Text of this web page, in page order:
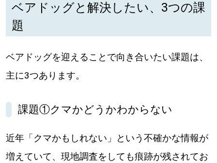
運営会社 広告掲載
情報提供・お問い合わせ
プライバシーポリシー
ベアドッグと解決したい、3つの課
題
ベアドッグを迎えることで向き合いたい課題は、
主に3つあります。
課題①クマかどうかわからない
近年「クマかもしれない」という不確かな情報が
増えていて、現地調査をしても痕跡が残されてお